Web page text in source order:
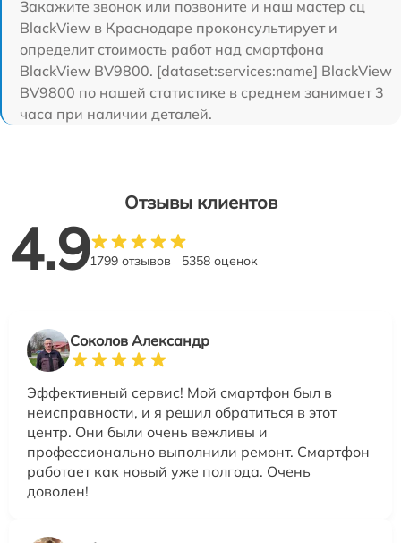
Закажите звонок или позвоните и наш мастер сц
BlackView в Краснодаре проконсультирует и
определит стоимость работ над смартфона
BlackView BV9800. [dataset:services:name] BlackView
BV9800 по нашей статистике в среднем занимает 3
часа при наличии деталей.
Отзывы клиентов
4.91799 отзывов 5358 оценок
Соколов Александр
Эффективный сервис! Мой смартфон был в
неисправности, и я решил обратиться в этот
центр. Они были очень вежливы и
профессионально выполнили ремонт. Смартфон
работает как новый уже полгода. Очень
доволен!